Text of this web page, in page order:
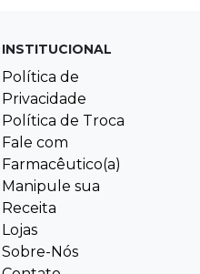
INSTITUCIONAL
Política de
Privacidade
Política de Troca
Fale com
Farmacêutico(a)
Manipule sua
Receita
Lojas
Sobre-Nós